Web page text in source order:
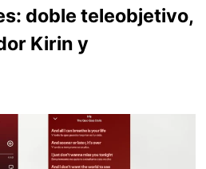
doble teleobjetivo,
Kirin y